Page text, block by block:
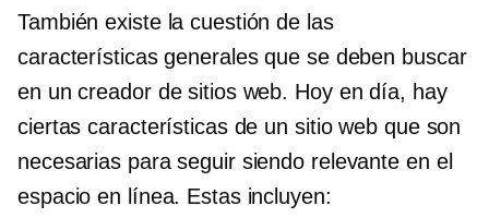
También existe la cuestión de las
características generales que se deben buscar
en un creador de sitios web. Hoy en día, hay
ciertas características de un sitio web que son
necesarias para seguir siendo relevante en el
espacio en línea. Estas incluyen: